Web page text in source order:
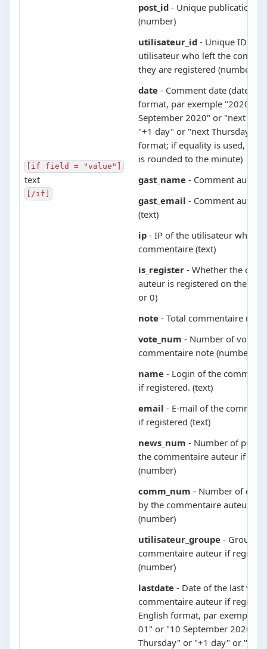
[if field = "value"]
text
[/if]
post_id - Unique publication
(number)
utilisateur_id - Unique ID of
utilisateur who left the
they are registered (number)
date - Comment date (date in
format, par exemple "2020-
September 2020" or "next
"+1 day" or "next Thursday"
format; if equality is used, the
is rounded to the minute)
gast_name - Comment auteur
gast_email - Comment auteur
(text)
ip - IP of the utilisateur who
commentaire (text)
is_register - Whether the
auteur is registered on the site
or 0)
note - Total commentaire note
vote_num - Number of votes
commentaire note (number)
name - Login of the
if registered. (text)
email - E-mail of the
if registered (text)
news_num - Number of
the commentaire auteur if
(number)
comm_num - Number of
by the commentaire auteur if
(number)
utilisateur_groupe - Group
commentaire auteur if
(number)
lastdate - Date of the last visit
commentaire auteur if
English format, par exemple
01" or "10 September 2020"
Thursday" or "+1 day" or